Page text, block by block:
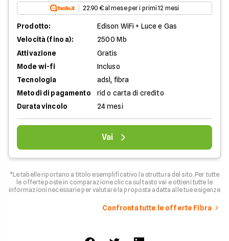
22.90 € al mese per i primi 12 mesi
Prodotto:
Edison WiFi + Luce e Gas
Velocità (fino a):
2500 Mb
Attivazione
Gratis
Mode wi-fi
Incluso
Tecnologia
adsl, fibra
Metodi di pagamento
rid o carta di credito
Durata vincolo
24 mesi
Vai
*Le tabelle riportano a titolo esemplificativo la struttura del sito. Per tutte
le offerte poste in comparazione clicca sul tasto vai e ottieni tutte le
informazioni necessarie per valutare la proposta adatta alle tue esigenze
Confronta tutte le offerte Fibra